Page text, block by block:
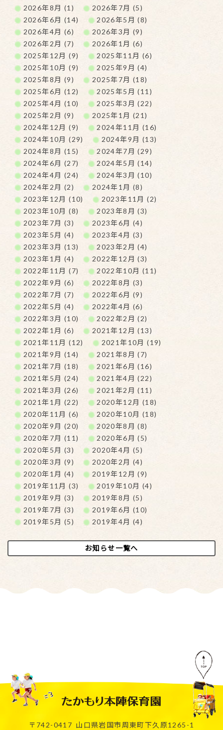
2026年8月 (1)
2026年7月 (5)
2026年6月 (14)
2026年5月 (8)
2026年4月 (6)
2026年3月 (9)
2026年2月 (7)
2026年1月 (6)
2025年12月 (9)
2025年11月 (6)
2025年10月 (9)
2025年9月 (4)
2025年8月 (9)
2025年7月 (18)
2025年6月 (12)
2025年5月 (11)
2025年4月 (10)
2025年3月 (22)
2025年2月 (9)
2025年1月 (21)
2024年12月 (9)
2024年11月 (16)
2024年10月 (29)
2024年9月 (13)
2024年8月 (15)
2024年7月 (29)
2024年6月 (27)
2024年5月 (14)
2024年4月 (24)
2024年3月 (10)
2024年2月 (2)
2024年1月 (8)
2023年12月 (10)
2023年11月 (2)
2023年10月 (8)
2023年8月 (3)
2023年7月 (3)
2023年6月 (4)
2023年5月 (4)
2023年4月 (3)
2023年3月 (13)
2023年2月 (4)
2023年1月 (4)
2022年12月 (3)
2022年11月 (7)
2022年10月 (11)
2022年9月 (6)
2022年8月 (3)
2022年7月 (7)
2022年6月 (9)
2022年5月 (4)
2022年4月 (6)
2022年3月 (10)
2022年2月 (2)
2022年1月 (6)
2021年12月 (13)
2021年11月 (12)
2021年10月 (19)
2021年9月 (14)
2021年8月 (7)
2021年7月 (18)
2021年6月 (16)
2021年5月 (24)
2021年4月 (22)
2021年3月 (26)
2021年2月 (11)
2021年1月 (22)
2020年12月 (18)
2020年11月 (6)
2020年10月 (18)
2020年9月 (20)
2020年8月 (8)
2020年7月 (11)
2020年6月 (5)
2020年5月 (3)
2020年4月 (5)
2020年3月 (9)
2020年2月 (4)
2020年1月 (4)
2019年12月 (9)
2019年11月 (3)
2019年10月 (4)
2019年9月 (3)
2019年8月 (5)
2019年7月 (3)
2019年6月 (10)
2019年5月 (5)
2019年4月 (4)
お知らせ一覧へ
〒742-0417 山口県岩国市周東町下久原1265-1